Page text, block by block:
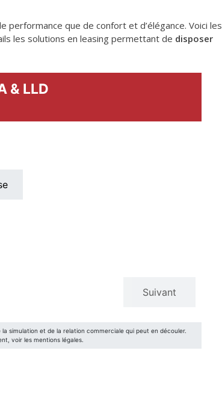
que de confort et d’élégance. Voici les
les solutions en leasing permettant de disposer